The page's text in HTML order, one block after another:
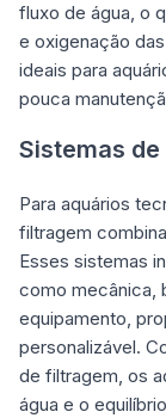
fluxo de água, o
e oxigenação
ideais para
pouca
Sistemas
Para aquários
filtragem
Esses sistemas
como mecânica,
equipamento,
personalizável.
de filtragem, os
água e o